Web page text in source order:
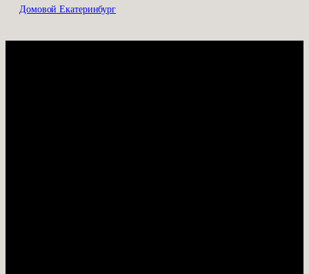
Домовой Екатеринбург